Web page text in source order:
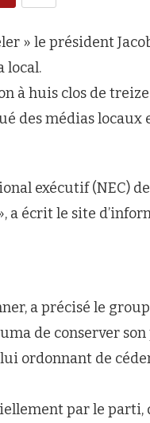
» le président
local.
à huis clos de
des médias locaux
exécutif (NEC) de
a écrit le site
a précisé le
de conserver
ordonnant de
par le parti,